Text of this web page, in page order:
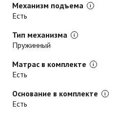
Механизм подъема
Есть
Тип механизма
Пружинный
Матрас в комплекте
Есть
Основание в комплекте
Есть